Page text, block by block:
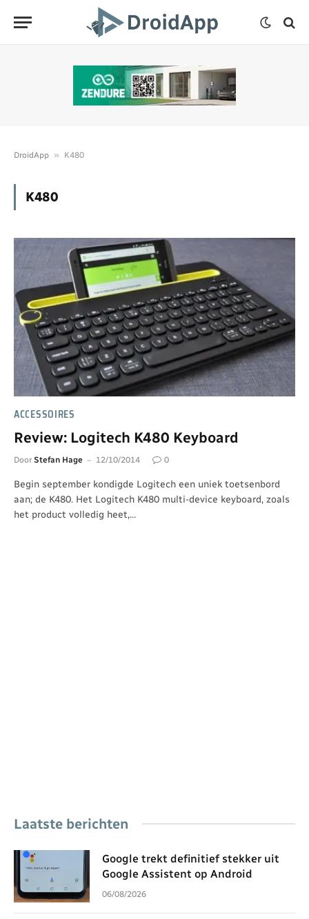
DroidApp » K480
K480
ACCESSOIRES
Review: Logitech K480 Keyboard
Door Stefan Hage 12/10/2014 0
Begin september kondigde Logitech een uniek toetsenbord
aan; de K480. Het Logitech K480 multi-device keyboard, zoals
het product volledig heet,…
Laatste berichten
Google trekt definitief stekker uit
Google Assistent op Android
06/08/2026